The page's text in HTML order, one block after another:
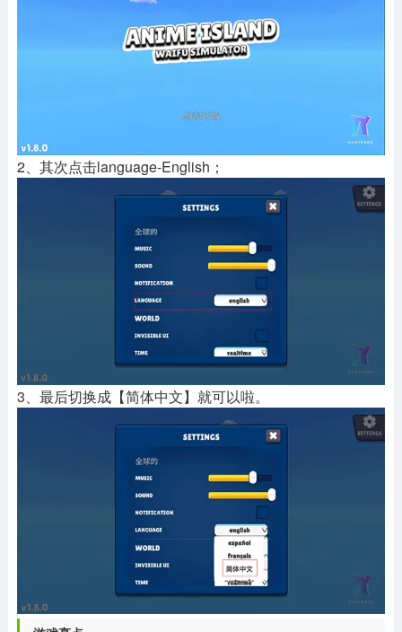
2、其次点击language-English；
3、最后切换成【简体中文】就可以啦。